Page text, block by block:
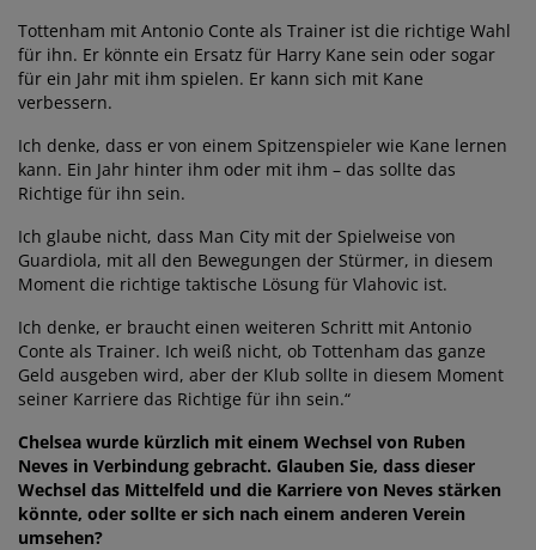
Tottenham mit Antonio Conte als Trainer ist die richtige Wahl
für ihn. Er könnte ein Ersatz für Harry Kane sein oder sogar
für ein Jahr mit ihm spielen. Er kann sich mit Kane
verbessern.
Ich denke, dass er von einem Spitzenspieler wie Kane lernen
kann. Ein Jahr hinter ihm oder mit ihm – das sollte das
Richtige für ihn sein.
Ich glaube nicht, dass Man City mit der Spielweise von
Guardiola, mit all den Bewegungen der Stürmer, in diesem
Moment die richtige taktische Lösung für Vlahovic ist.
Ich denke, er braucht einen weiteren Schritt mit Antonio
Conte als Trainer. Ich weiß nicht, ob Tottenham das ganze
Geld ausgeben wird, aber der Klub sollte in diesem Moment
seiner Karriere das Richtige für ihn sein.“
Chelsea wurde kürzlich mit einem Wechsel von Ruben
Neves in Verbindung gebracht. Glauben Sie, dass dieser
Wechsel das Mittelfeld und die Karriere von Neves stärken
könnte, oder sollte er sich nach einem anderen Verein
umsehen?